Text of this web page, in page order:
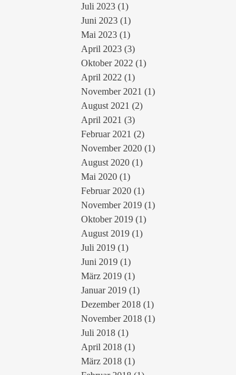
Juli 2023 (1)
Juni 2023 (1)
Mai 2023 (1)
April 2023 (3)
Oktober 2022 (1)
April 2022 (1)
November 2021 (1)
August 2021 (2)
April 2021 (3)
Februar 2021 (2)
November 2020 (1)
August 2020 (1)
Mai 2020 (1)
Februar 2020 (1)
November 2019 (1)
Oktober 2019 (1)
August 2019 (1)
Juli 2019 (1)
Juni 2019 (1)
März 2019 (1)
Januar 2019 (1)
Dezember 2018 (1)
November 2018 (1)
Juli 2018 (1)
April 2018 (1)
März 2018 (1)